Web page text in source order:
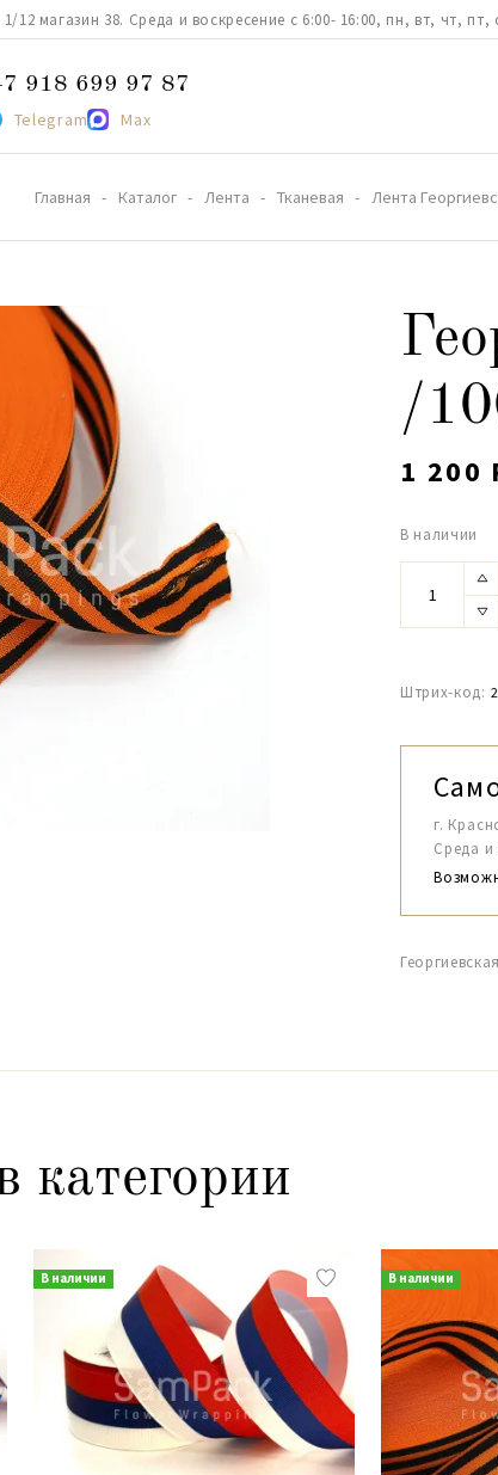
12 магазин 38. Среда и воскресение с 6:00- 16:00, пн, вт, чт, пт,
918 699 97 87
Telegram Max
Главная Каталог Лента Тканевая Лента
/
1 200
В наличии
Штрих-код:
г.
Среда и
категории
В наличии В наличии